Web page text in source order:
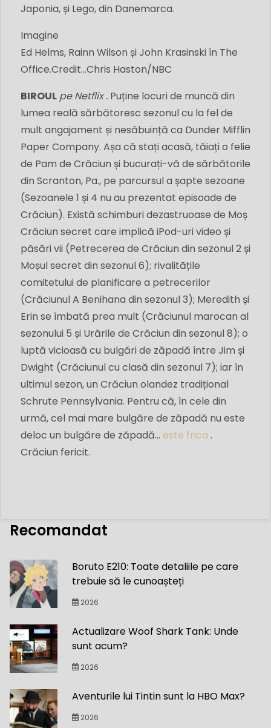
Japonia, și Lego, din Danemarca.
Imagine
Ed Helms, Rainn Wilson și John Krasinski în The
Office.Credit...Chris Haston/NBC
BIROUL pe Netflix . Puține locuri de muncă din
lumea reală sărbătoresc sezonul cu la fel de
mult angajament și nesăbuință ca Dunder Mifflin
Paper Company. Așa că stați acasă, tăiați o felie
de Pam de Crăciun și bucurați-vă de sărbătorile
din Scranton, Pa., pe parcursul a șapte sezoane
(Sezoanele 1 și 4 nu au prezentat episoade de
Crăciun). Există schimburi dezastruoase de Moș
Crăciun secret care implică iPod-uri video și
păsări vii (Petrecerea de Crăciun din sezonul 2 și
Moșul secret din sezonul 6); rivalitățile
comitetului de planificare a petrecerilor
(Crăciunul A Benihana din sezonul 3); Meredith și
Erin se îmbată prea mult (Crăciunul marocan al
sezonului 5 și Urările de Crăciun din sezonul 8); o
luptă vicioasă cu bulgări de zăpadă între Jim și
Dwight (Crăciunul cu clasă din sezonul 7); iar în
ultimul sezon, un Crăciun olandez tradițional
Schrute Pennsylvania. Pentru că, în cele din
urmă, cel mai mare bulgăre de zăpadă nu este
deloc un bulgăre de zăpadă... este frica .
Crăciun fericit.
Recomandat
Boruto E210: Toate detaliile pe care
trebuie să le cunoașteți
2026
Actualizare Woof Shark Tank: Unde
sunt acum?
2026
Aventurile lui Tintin sunt la HBO Max?
2026